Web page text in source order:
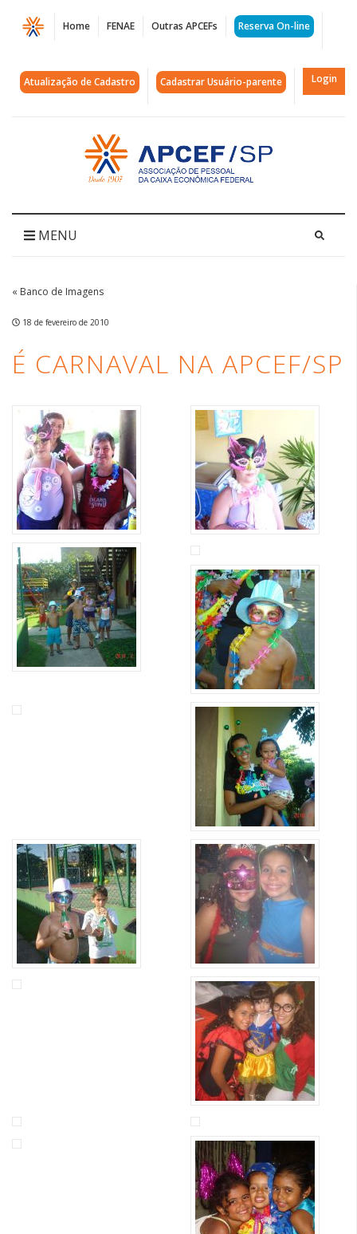
Página
carnaval
APCEF/SP
Home FENAE Outras APCEFs Reserva On-line
Atualização de Cadastro Cadastrar Usuário-parente Login
Acessar
página
inicial
MENU
« Banco de Imagens
18 de fevereiro de 2010
É CARNAVAL NA APCEF/SP